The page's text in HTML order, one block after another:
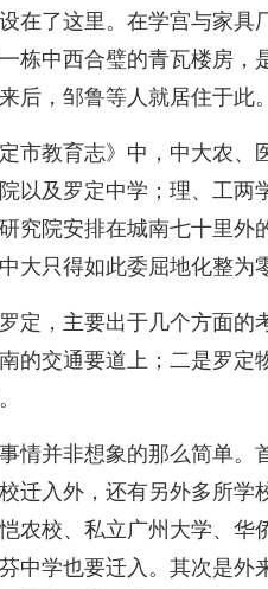
在了这里。在学宫与家具
栋中西合璧的青瓦楼房，
后，邹鲁等人就居住于此。
市教育志》中，中大农、
以及罗定中学；理、工两
究院安排在城南七十里
大只得如此委屈地化整为
定，主要出于几个方面的
的交通要道上；二是罗定
情并非想象的那么简单。
迁入外，还有另外多所
农校、私立广州大学、华
中学也要迁入。其次是